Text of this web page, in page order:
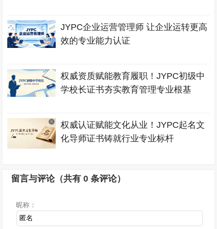
JYPC企业运营管理师 让企业运转更高
效的专业能力认证
权威资质赋能教育履职！JYPC初级中
学校长证书夯实教育管理专业根基
权威认证赋能文化从业！JYPC起名文
化导师证书铸就行业专业标杆
留言与评论（共有0 条评论）
昵称：